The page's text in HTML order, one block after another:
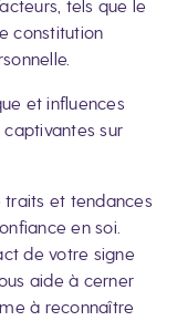
tels que le
constitution
et influences
sur
traits et tendances
en soi.
de votre signe
aide à cerner
à reconnaître